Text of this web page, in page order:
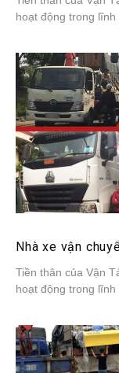
hoạt động trong
Nhà xe vận
Tiền thân của Vận
hoạt động trong